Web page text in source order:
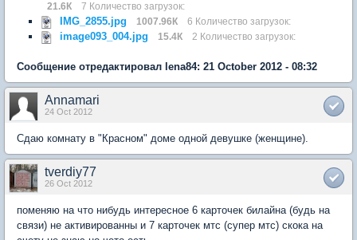
21.6К 7 Количество загрузок:
IMG_2855.jpg 1007.96К 6 Количество загрузок:
image093_004.jpg 15.4К 2 Количество загрузок:
Сообщение отредактировал lena84: 21 October 2012 - 08:32
Annamari
24 Oct 2012
Сдаю комнату в "Красном" доме одной девушке (женщине).
tverdiy77
26 Oct 2012
поменяю на что нибудь интересное 6 карточек билайна (будь на
связи) не активированны и 7 карточек мтс (супер мтс) скока на